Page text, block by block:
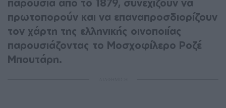
παρουσία από το 1879, συνεχίζουν να
πρωτοπορούν και να επαναπροσδιορίζουν
τον χάρτη της ελληνικής οινοποιίας
παρουσιάζοντας το Μοσχοφίλερο Ροζέ
Μπουτάρη.